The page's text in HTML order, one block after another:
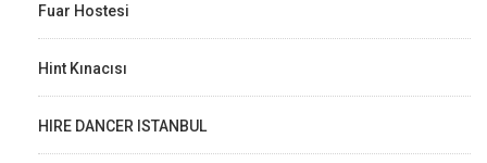
Fuar Hostesi
Hint Kınacısı
HIRE DANCER ISTANBUL